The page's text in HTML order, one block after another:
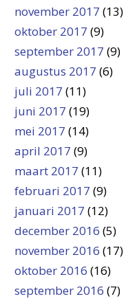
november 2017 (13)
oktober 2017 (9)
september 2017 (9)
augustus 2017 (6)
juli 2017 (11)
juni 2017 (19)
mei 2017 (14)
april 2017 (9)
maart 2017 (11)
februari 2017 (9)
januari 2017 (12)
december 2016 (5)
november 2016 (17)
oktober 2016 (16)
september 2016 (7)